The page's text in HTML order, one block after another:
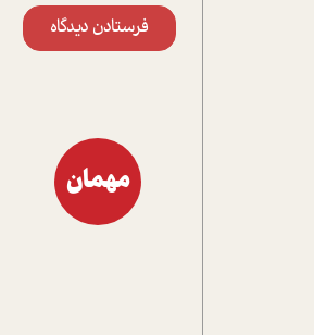
فرستادن دیدگاه
مهمان